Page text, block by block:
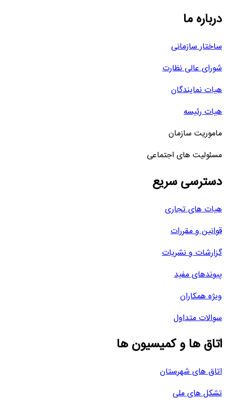
درباره ما
ساختار سازمانی
شورای عالی نظارت
هیات نمایندگان
هیات رئیسه
ماموریت سازمان
مسئولیت های اجتماعی
دسترسی سریع
هیات های تجاری
قوانین و مقررات
گزارشات و نشریات
پیوندهای مفید
ویژه همکاران
سوالات متداول
اتاق ها و کمیسیون ها
اتاق های شهرستان
تشکل های ملی